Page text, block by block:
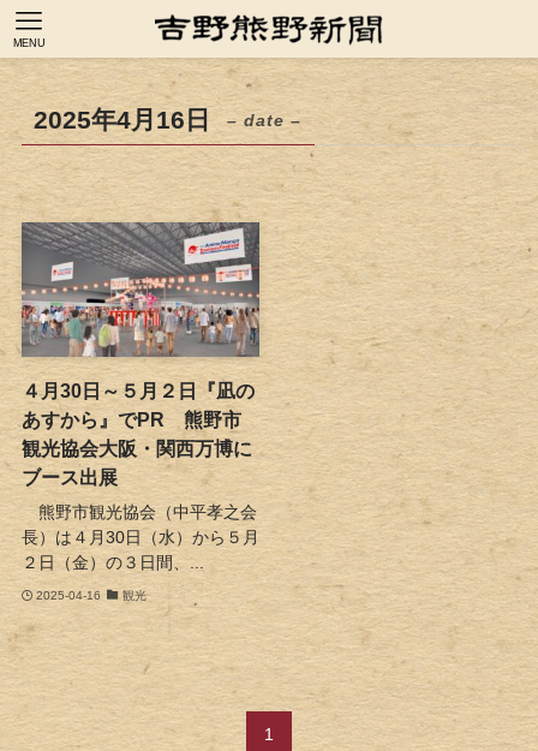
MENU
2025年4月16日 – date –
４月30日～５月２日『凪の
あすから』でPR 熊野市
観光協会大阪・関西万博に
ブース出展
熊野市観光協会（中平孝之会
長）は４月30日（水）から５月
２日（金）の３日間、...
2025-04-16 観光
1